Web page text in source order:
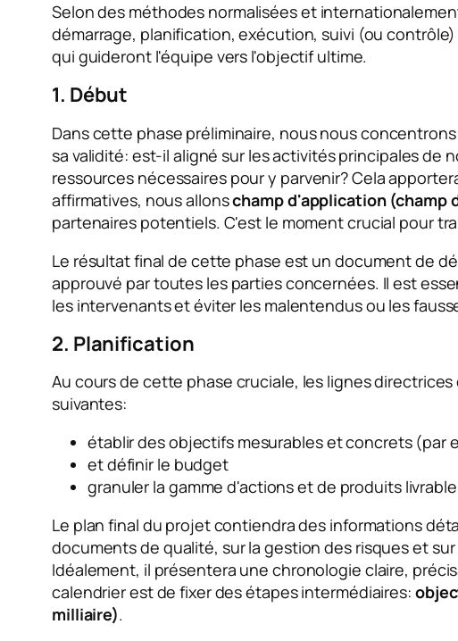
Selon des méthodes normalisées et
démarrage, planification, exécution, suivi (ou
qui guideront l'équipe vers l'objectif ultime.
1. Début
Dans cette phase préliminaire, nous nous
sa validité: est-il aligné sur les activités principales
ressources nécessaires pour y parvenir? Cela
affirmatives, nous allonschamp d'application (champ
partenaires potentiels. C'est le moment crucial pour
Le résultat final de cette phase est un document de
approuvé par toutes les parties concernées. Il est
les intervenants et éviter les malentendus ou les
2. Planification
Au cours de cette phase cruciale, les lignes
suivantes:
établir des objectifs mesurables et concrets
et définir le budget
granuler la gamme d'actions et de produits
Le plan final du projet contiendra des informations
documents de qualité, sur la gestion des risques et
Idéalement, il présentera une chronologie claire,
calendrier est de fixer des étapes intermédiaires:
milliaire).